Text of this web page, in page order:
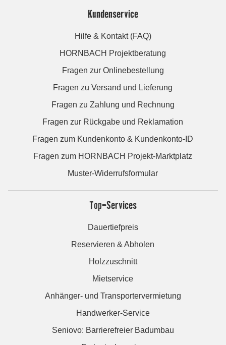
Kundenservice
Hilfe & Kontakt (FAQ)
HORNBACH Projektberatung
Fragen zur Onlinebestellung
Fragen zu Versand und Lieferung
Fragen zu Zahlung und Rechnung
Fragen zur Rückgabe und Reklamation
Fragen zum Kundenkonto & Kundenkonto-ID
Fragen zum HORNBACH Projekt-Marktplatz
Muster-Widerrufsformular
Top-Services
Dauertiefpreis
Reservieren & Abholen
Holzzuschnitt
Mietservice
Anhänger- und Transportervermietung
Handwerker-Service
Seniovo: Barrierefreier Badumbau